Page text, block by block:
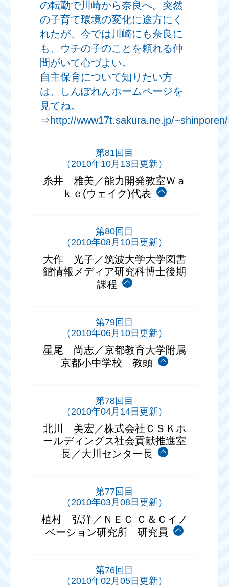
の転勤で川崎から奈良へ。突然
の子育て環境の変化に途方にく
れたが、今では川崎にも奈良に
も、ウチの子のことを頼れる仲
間がいて心づよい。
自主保育について知りたい方
は、しんぽれんホームページを
見てね。
⇒http://www17t.sakura.ne.jp/~shinporen/
第81回目
（2010年10月13日更新）
糸井 雅美／能力開発教室Ｗａ
ｋｅ(ウェイク)代表
第80回目
（2010年08月10日更新）
大作 光子／筑波大学大学図書
館情報メディア研究科博士後期
課程
第79回目
（2010年06月10日更新）
星尾 尚志／京都教育大学附属
京都小中学校 教頭
第78回目
（2010年04月14日更新）
北川 美宏／株式会社ＣＳＫホ
ールディングス社会貢献推進室
長／大川センター長
第77回目
（2010年03月08日更新）
植村 弘洋／ＮＥＣ Ｃ＆Ｃイノ
ベーション研究所 研究員
第76回目
（2010年02月05日更新）